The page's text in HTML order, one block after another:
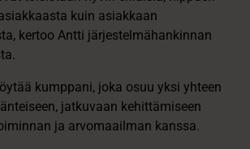
kuin asiakkaan
kertoo Antti järjestelmähankinnan
kumppani, joka osuu yksi yhteen
jatkuvaan kehittämiseen
ja arvomaailman kanssa.